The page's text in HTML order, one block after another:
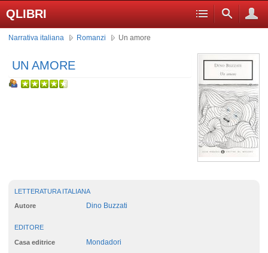
QLIBRI
Narrativa italiana Romanzi Un amore
UN AMORE
LETTERATURA ITALIANA
Autore Dino Buzzati
EDITORE
Casa editrice Mondadori